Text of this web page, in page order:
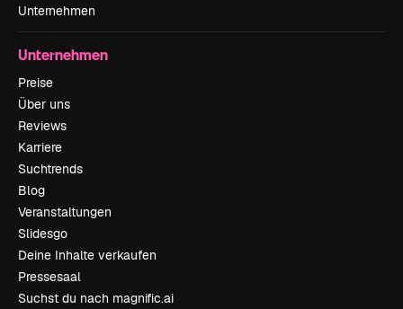
Unternehmen
Unternehmen
Preise
Über uns
Reviews
Karriere
Suchtrends
Blog
Veranstaltungen
Slidesgo
Deine Inhalte verkaufen
Pressesaal
Suchst du nach magnific.ai